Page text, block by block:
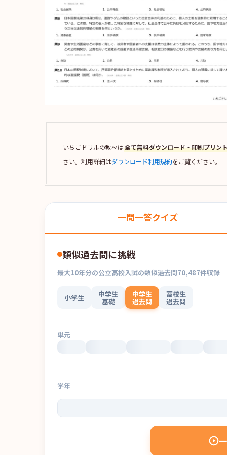
いちごドリルの教材は全て無料ダウンロード・印刷プリン
さい。利用詳細はダウンロード利用規約をご覧ください。
一問一答クイズ
類似過去問に挑戦
最大10年分の公立高校入試の類似過去問70,487件収録
小学生 中学生
基礎
中学生
過去問
高校生
過去問
単元
学年